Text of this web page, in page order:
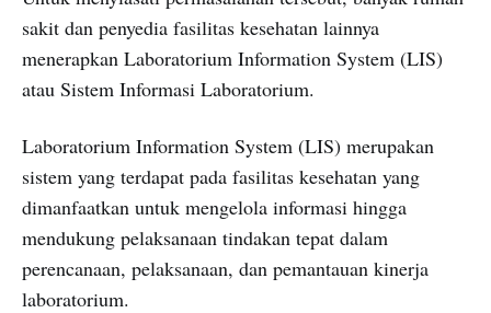
sakit dan penyedia fasilitas kesehatan lainnya
menerapkan Laboratorium Information System (LIS)
atau Sistem Informasi Laboratorium.
Laboratorium Information System (LIS) merupakan
sistem yang terdapat pada fasilitas kesehatan yang
dimanfaatkan untuk mengelola informasi hingga
mendukung pelaksanaan tindakan tepat dalam
perencanaan, pelaksanaan, dan pemantauan kinerja
laboratorium.